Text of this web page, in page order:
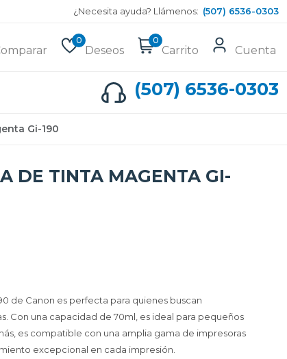
¿Necesita ayuda? Llámenos: (507) 6536-0303
0
Deseos
0
Carrito Cuenta
(507) 6536-0303
Gi-190
DE TINTA MAGENTA GI-
de Canon es perfecta para quienes buscan
Con una capacidad de 70ml, es ideal para pequeños
es compatible con una amplia gama de impresoras
excepcional en cada impresión.